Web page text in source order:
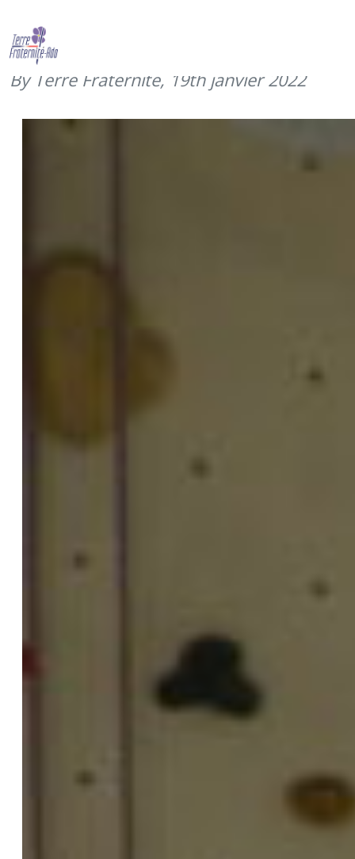
CReBAT 2022/1, retour sur la
deuxième journée (janvier 2022)
By Terre Fraternité, 19th janvier 2022